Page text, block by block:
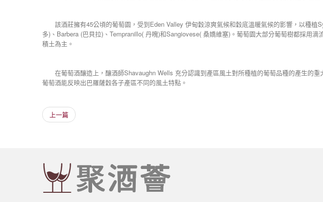
該酒莊擁有45公頃的葡萄園，受到Eden Valley 伊甸穀涼爽氣候和穀底溫暖氣候的影響，以種植
多)、Barbera (巴貝拉)、Tempranillo( 丹魄)和Sangiovese( 桑嬌維塞)。葡萄園大部分葡萄樹都採用
積土為主。
在葡萄酒釀造上，釀酒師Shavaughn Wells 充分認識到產區風土對所種植的葡萄品種的產生的
葡萄酒能反映出巴羅薩穀各子產區不同的風土特點。
上一篇